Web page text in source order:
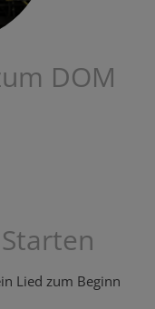
DOM
Lied zum Beginn